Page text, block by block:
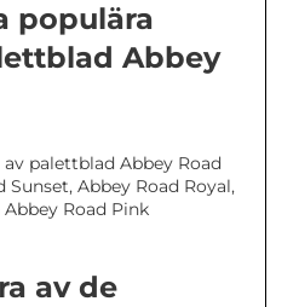
populära
Abbey
palettblad Abbey Road
Sunset, Abbey Road Royal,
Road Pink
av de